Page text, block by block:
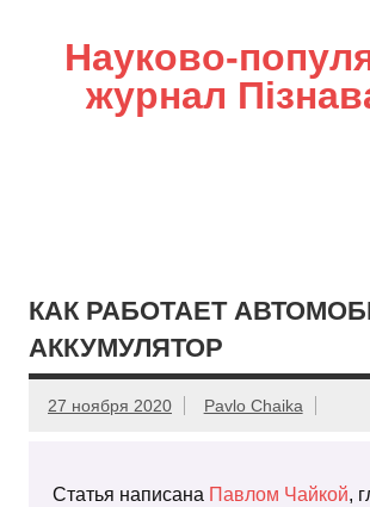
Науково-
журнал
КАК РАБОТАЕТ
АККУМУЛЯТОР
27 ноября 2020 Pavlo Chaika
Статья написана Павлом Чайкой,